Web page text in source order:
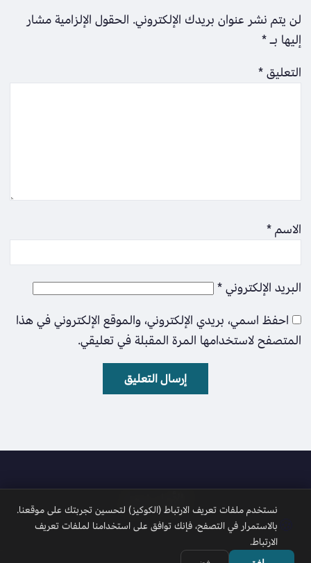
لن يتم نشر عنوان بريدك الإلكتروني. الحقول الإلزامية مشار
إليها بـ*
التعليق*
الاسم*
البريد الإلكتروني*
احفظ اسمي، بريدي الإلكتروني، والموقع الإلكتروني في هذا
المتصفح لاستخدامها المرة المقبلة في تعليقي.
الأمل نيوز
نستخدم ملفات تعريف الارتباط (الكوكيز) لتحسين تجربتك على موقعنا.
بالاستمرار في التصفح، فإنك توافق على استخدامنا لملفات تعريف
الارتباط.